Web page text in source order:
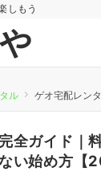
しもう
ル ゲオ宅配レンタル完全ガイド｜料
全ガイド｜
い始め方【